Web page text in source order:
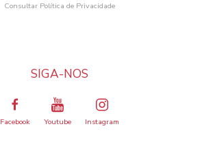
Consultar Política de Privacidade
SIGA-NOS
Facebook Youtube Instagram